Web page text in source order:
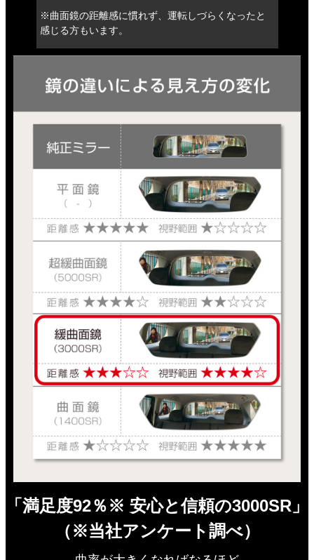
※曲面鏡の距離感に慣れず、 運転しづらくなったと
感じる方もいます。
「満足度92％※ 安心と信頼の3000SR」
（※当社アンケート調べ）